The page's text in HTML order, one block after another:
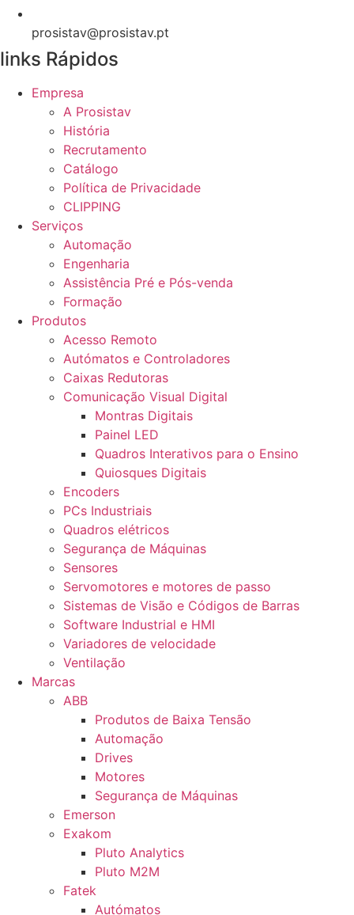
prosistav@prosistav.pt
links Rápidos
Empresa
A Prosistav
História
Recrutamento
Catálogo
Política de Privacidade
CLIPPING
Serviços
Automação
Engenharia
Assistência Pré e Pós-venda
Formação
Produtos
Acesso Remoto
Autómatos e Controladores
Caixas Redutoras
Comunicação Visual Digital
Montras Digitais
Painel LED
Quadros Interativos para o Ensino
Quiosques Digitais
Encoders
PCs Industriais
Quadros elétricos
Segurança de Máquinas
Sensores
Servomotores e motores de passo
Sistemas de Visão e Códigos de Barras
Software Industrial e HMI
Variadores de velocidade
Ventilação
Marcas
ABB
Produtos de Baixa Tensão
Automação
Drives
Motores
Segurança de Máquinas
Emerson
Exakom
Pluto Analytics
Pluto M2M
Fatek
Autómatos